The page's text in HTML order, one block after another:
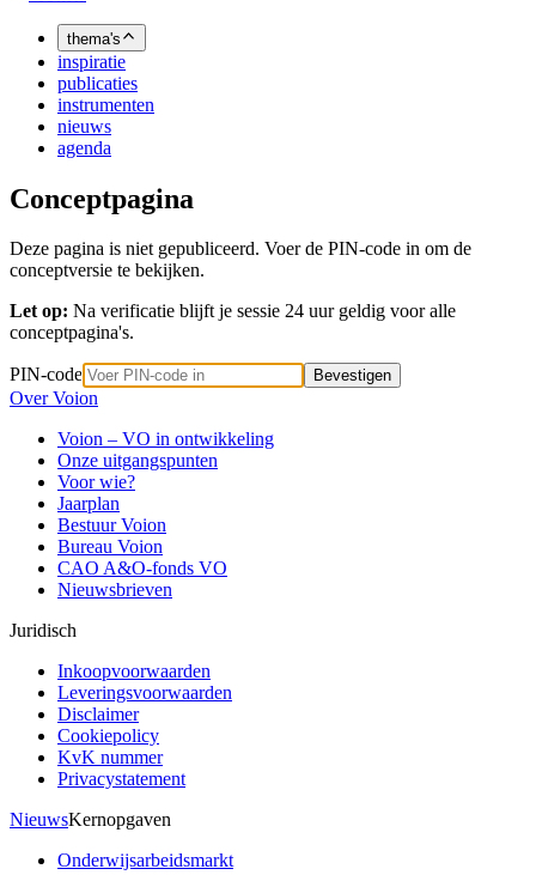
thema's
inspiratie
publicaties
instrumenten
nieuws
agenda
Conceptpagina
Deze pagina is niet gepubliceerd. Voer de PIN-code in om de
conceptversie te bekijken.
Let op: Na verificatie blijft je sessie 24 uur geldig voor alle
conceptpagina's.
PIN-code Bevestigen
Over Voion
Voion – VO in ontwikkeling
Onze uitgangspunten
Voor wie?
Jaarplan
Bestuur Voion
Bureau Voion
CAO A&O-fonds VO
Nieuwsbrieven
Juridisch
Inkoopvoorwaarden
Leveringsvoorwaarden
Disclaimer
Cookiepolicy
KvK nummer
Privacystatement
NieuwsKernopgaven
Onderwijsarbeidsmarkt